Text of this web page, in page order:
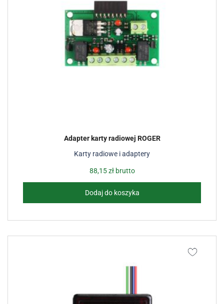
Karty radiowe i adaptery
Adapter karty radiowej ROGER
88,15złbrutto
Dodaj do koszyka